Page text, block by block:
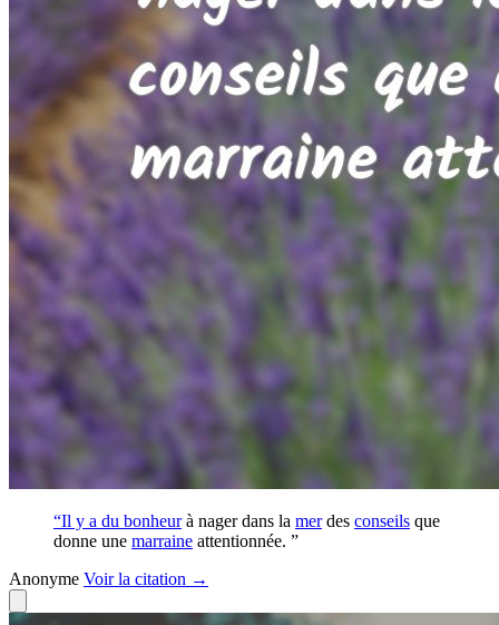
“Il y a du bonheurà nager dans la merdes conseils que
donne une marraine attentionnée. ”
Anonyme Voirla citation →